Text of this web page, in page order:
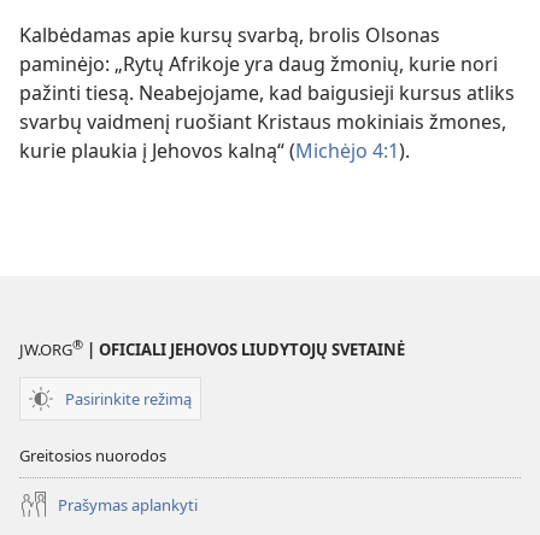
Kalbėdamas apie kursų svarbą, brolis Olsonas
paminėjo: „Rytų Afrikoje yra daug žmonių, kurie nori
pažinti tiesą. Neabejojame, kad baigusieji kursus atliks
svarbų vaidmenį ruošiant Kristaus mokiniais žmones,
kurie plaukia į Jehovos kalną“ (Michėjo 4:1).
JW.ORG® | OFICIALI JEHOVOS LIUDYTOJŲ SVETAINĖ
Pasirinkite režimą
Greitosios nuorodos
Prašymas aplankyti